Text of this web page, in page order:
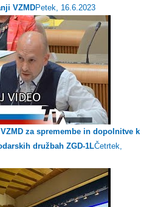
VZMDPetek, 16.6.2023
za spremembe in dopolnitve k
družbah ZGD-1LČetrtek,